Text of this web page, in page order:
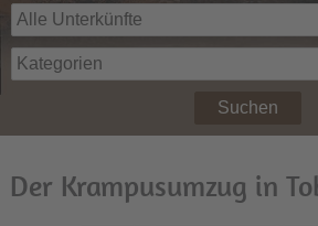
Suchen
Der Krampusumzug in